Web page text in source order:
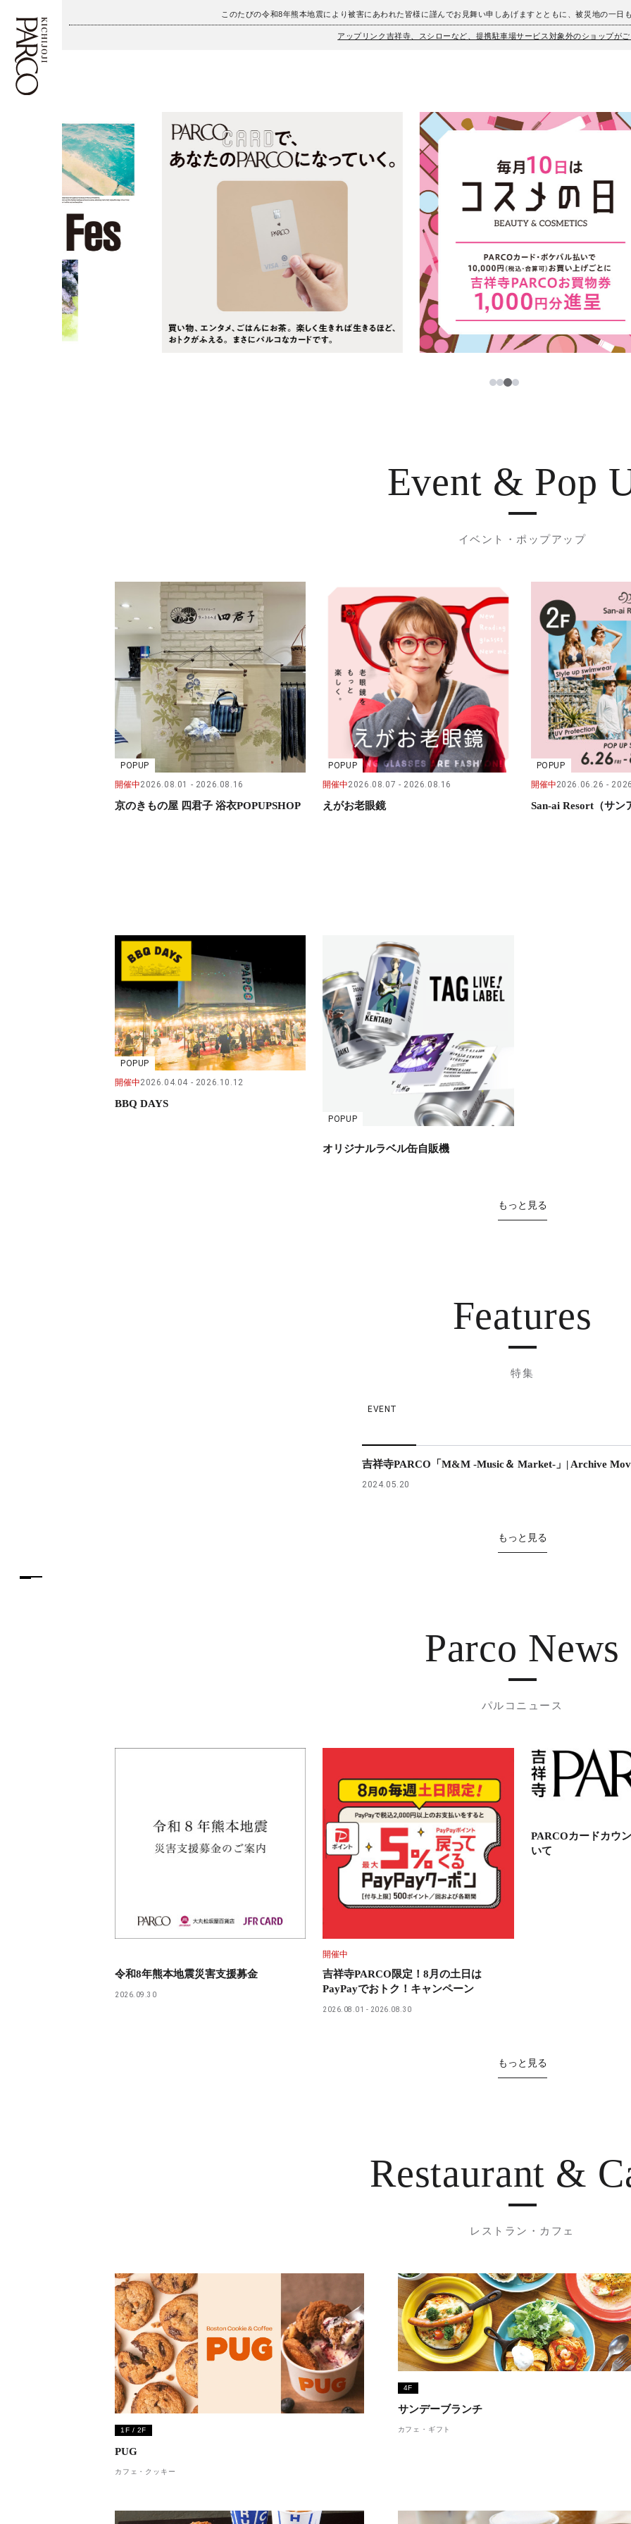
このたびの令和8年熊本地震により被害にあわれた皆様に謹んでお見舞い申しあげますとともに、被災地の一日
アップリンク吉祥寺、スシローなど、提携駐車場サービス対象外のショップが
施設案内・アクセス
イベント・ポップアップ
ニュース
レストラン・カフェ
TAX FREE
PARCOメンバーズ
繁体字
簡体字
한국어
ภาษาไทย
日本語
1234
Event & Pop
イベント・ポップアップ
POPUP
開催中2026.08.01 2026.08.16
京のきもの屋 四君子 浴衣POPUPSHOP
POPUP
開催中2026.08.07 2026.08.16
えがお老眼鏡
POPUP
開催中2026.06.26
San-ai Resort（サン
POPUP
開催中2026.04.04 2026.10.12
BBQ DAYS
POPUP
オリジナルラベル缶自販機
もっと見る
Features
特集
EVENT
吉祥寺PARCO「M&M -Music＆ Market-」| Archive
2024.05.20
もっと見る
Parco News
パルコニュース
令和8年熊本地震災害支援募金
2026.09.30
開催中
吉祥寺PARCO限定！8月の土日は
PayPayでおトク！キャンペーン
2026.08.01 2026.08.30
PARCOカードカウ
いて
もっと見る
Restaurant &
レストラン・カフェ
1F / 2F
PUG
カフェ・クッキー
4F
サンデーブランチ
カフェ・ギフト